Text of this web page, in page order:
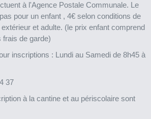
à l'Agence Postale Communale. Le
pour un enfant , 4€ selon conditions de
et adulte. (le prix enfant comprend
frais de garde)
inscriptions : Lundi au Samedi de 8h45 à
37
à la cantine et au périscolaire sont